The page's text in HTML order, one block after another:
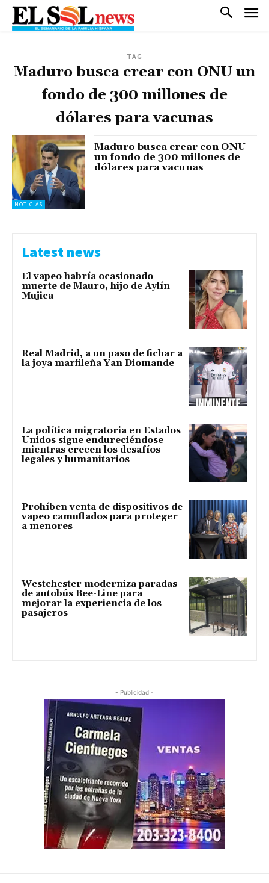
TAG
Maduro busca crear con ONU un
fondo de 300 millones de
dólares para vacunas
NOTICIAS
Maduro busca crear con ONU
un fondo de 300 millones de
dólares para vacunas
Latest news
El vapeo habría ocasionado
muerte de Mauro, hijo de Aylín
Mujica
Real Madrid, a un paso de fichar a
la joya marfileña Yan Diomande
La política migratoria en Estados
Unidos sigue endureciéndose
mientras crecen los desafíos
legales y humanitarios
Prohíben venta de dispositivos de
vapeo camuflados para proteger
a menores
Westchester moderniza paradas
de autobús Bee-Line para
mejorar la experiencia de los
pasajeros
- Publicidad -